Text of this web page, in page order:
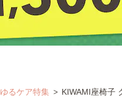
るケア特集 KIWAMI座椅子